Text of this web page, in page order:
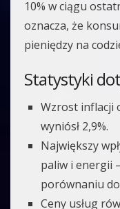
10% w ciągu
oznacza, że
pieniędzy na
Statystyki
Wzrost inflacji
wyniósł 2,9%.
Największy
paliw i energii
porównaniu
Ceny usług